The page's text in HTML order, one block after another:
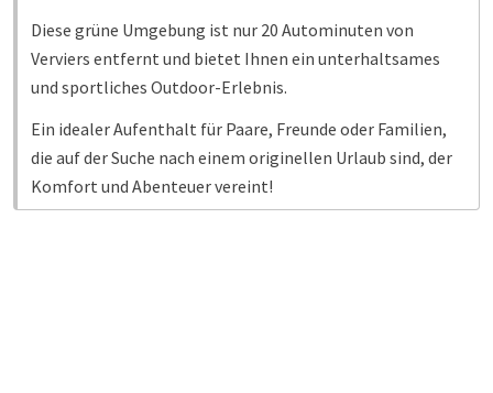
Diese grüne Umgebung ist nur 20 Autominuten von
Verviers entfernt und bietet Ihnen ein unterhaltsames
und sportliches Outdoor-Erlebnis.
Ein idealer Aufenthalt für Paare, Freunde oder Familien,
die auf der Suche nach einem originellen Urlaub sind, der
Komfort und Abenteuer vereint!